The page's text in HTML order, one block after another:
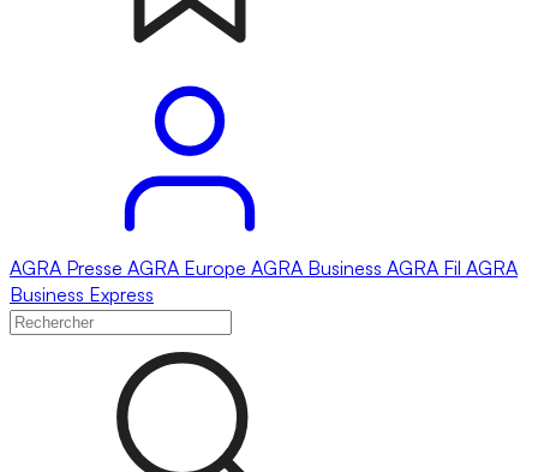
AGRA Presse AGRA Europe AGRA Business AGRA Fil AGRA
Business Express